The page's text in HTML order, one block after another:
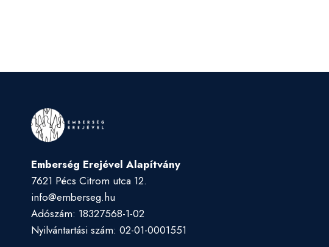
Emberség Erejével Alapítvány
7621 Pécs Citrom utca 12.
info@emberseg.hu
Adószám: 18327568-1-02
Nyilvántartási szám: 02-01-0001551